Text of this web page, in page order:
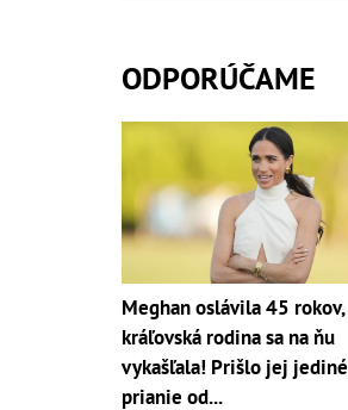
ODPORÚČAME
Meghan oslávila 45 rokov,
kráľovská rodina sa na ňu
vykašľala! Prišlo jej jediné
prianie od...